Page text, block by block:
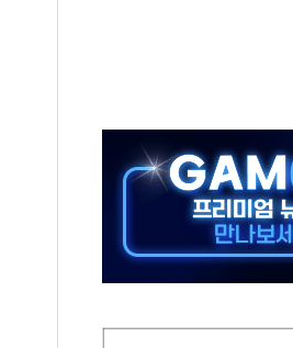
美 태양광주 급등
양광 착공…여의도 1.6배 규모
...금융주 낙폭 커
정책 아냐" 해명
체결… 수니파 국가들의 새 안보 협력 구도